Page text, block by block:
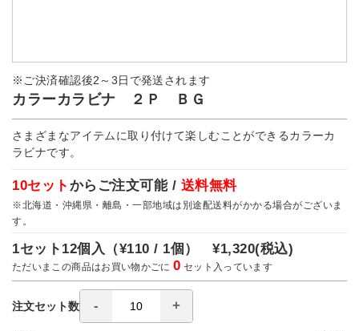
※ご決済確認後2～3日で発送されます
カラーカラビナ ２Ｐ ＢＧ
さまざまなアイテムに取り付けて楽しむことができるカラーカ
ラビナです。
10セット からご注文可能 / 送料無料
※北海道・沖縄県・離島・一部地域は別途配送料がかかる場合がございま
す。
1セット12個入（¥110 / 1個）¥1,320(税込)
ただいまこの商品はお買い物かごに0 セット入っています
注文セット数